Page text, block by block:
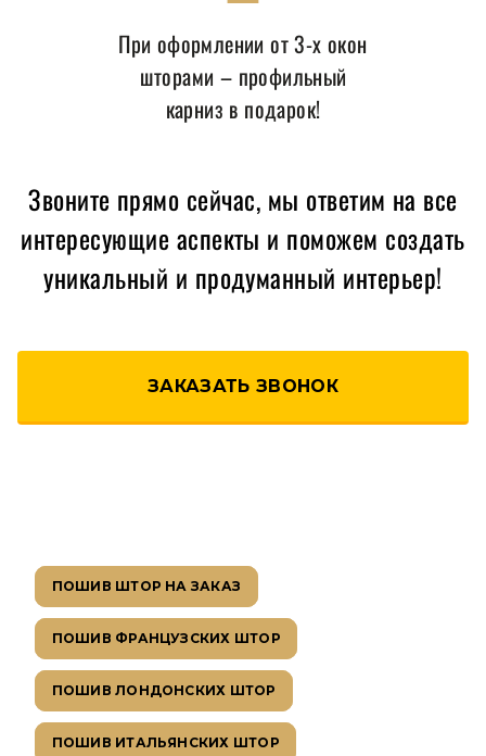
При оформлении от 3-х окон
шторами – профильный
карниз в подарок!
Звоните прямо сейчас, мы ответим на все
интересующие аспекты и поможем создать
уникальный и продуманный интерьер!
ЗАКАЗАТЬ ЗВОНОК
ПОШИВ ШТОР НА ЗАКАЗ
ПОШИВ ФРАНЦУЗСКИХ ШТОР
ПОШИВ ЛОНДОНСКИХ ШТОР
ПОШИВ ИТАЛЬЯНСКИХ ШТОР